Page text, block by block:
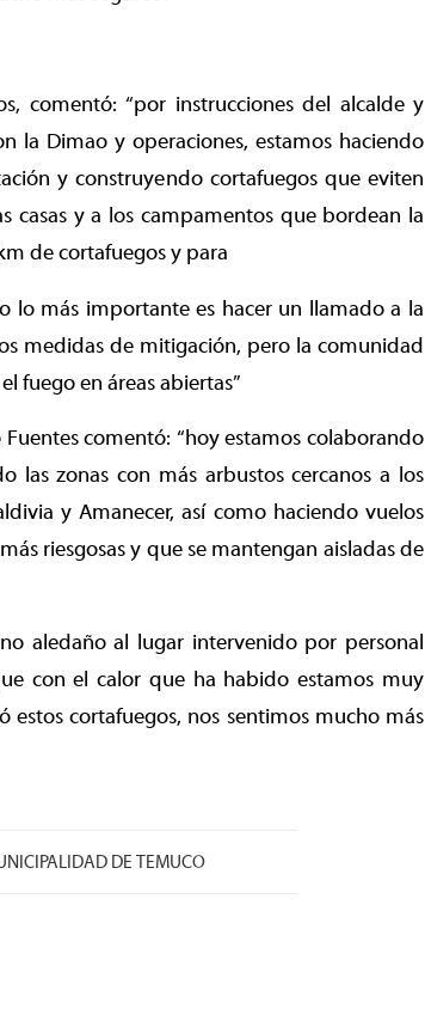
comentó: “por instrucciones del alcalde y
la Dimao y operaciones, estamos haciendo
y construyendo cortafuegos que eviten
casas y a los campamentos que bordean la
de cortafuegos y para
lo más importante es hacer un llamado a la
medidas de mitigación, pero la comunidad
fuego en áreas abiertas”
comentó: “hoy estamos colaborando
las zonas con más arbustos cercanos a los
y Amanecer, así como haciendo vuelos
riesgosas y que se mantengan aisladas de
aledaño al lugar intervenido por personal
con el calor que ha habido estamos muy
cortafuegos, nos sentimos mucho más
DE TEMUCO